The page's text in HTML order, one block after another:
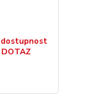
dostupnost
DOTAZ